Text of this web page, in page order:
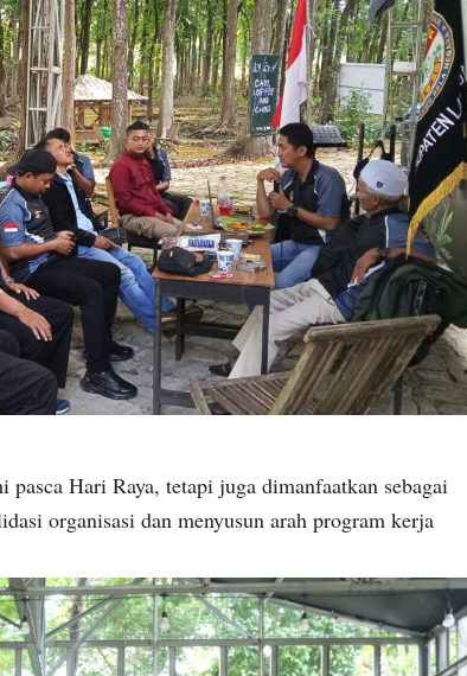
Hari Raya, tetapi juga dimanfaatkan sebagai
organisasi dan menyusun arah program kerja